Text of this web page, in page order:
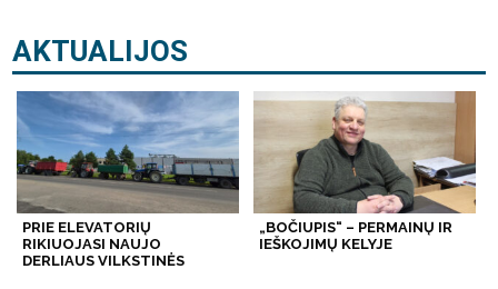
AKTUALIJOS
PRIE ELEVATORIŲ
RIKIUOJASI NAUJO
DERLIAUS VILKSTINĖS
„BOČIUPIS“ – PERMAINŲ IR
IEŠKOJIMŲ KELYJE